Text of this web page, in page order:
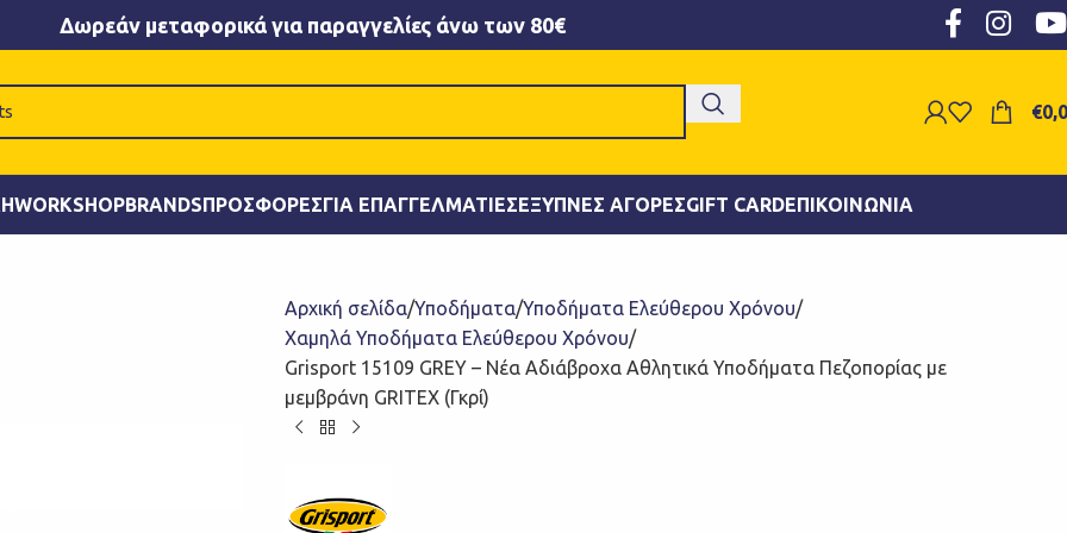
Δωρεάν μεταφορικά για παραγγελίες άνω των 80€
€
WORKSHOPBRANDSΠΡΟΣΦΟΡΈΣΓΙΑ ΕΠΑΓΓΕΛΜΑΤΊΕΣΕΞΥΠΝΕΣ ΑΓΟΡΈΣGIFT CARDΕΠΙΚΟΙΝΩΝΊΑ
Αρχική σελίδα Υποδήματα Υποδήματα Ελεύθερου Χρόνου
Χαμηλά Υποδήματα Ελεύθερου Χρόνου
Grisport 15109 GREY – Νέα Αδιάβροχα Αθλητικά Υποδήματα Πεζοπορίας με
μεμβράνη GRITEX (Γκρί)